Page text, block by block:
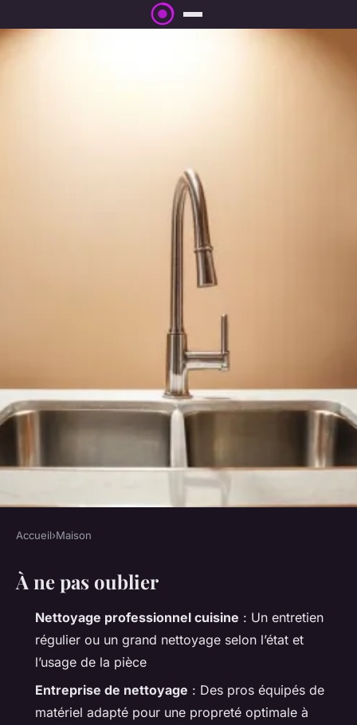
Découvrez le nettoyage de
cuisine à Auxerre pour une
brillance assurée
15/04/2026 12:05
Accueil›Maison
À ne pas oublier
Nettoyage professionnel cuisine : Un entretien
régulier ou un grand nettoyage selon l’état et
l’usage de la pièce
Entreprise de nettoyage : Des pros équipés de
matériel adapté pour une propreté optimale à